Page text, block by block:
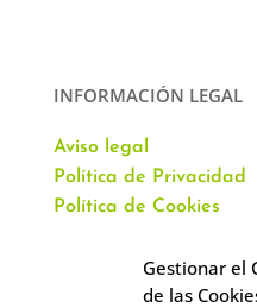
Gestionar el
de las
INFORMACIÓN LEGAL
Aviso legal
Política de Privacidad
Política de Cookies